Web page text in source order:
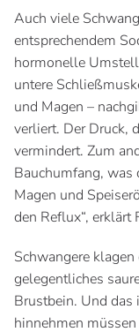
Auch viele
entsprechendem
hormonelle
untere
und Magen –
verliert. Der Druck,
vermindert. Zum
Bauchumfang, was
Magen und
den Reflux“, erklärt
Schwangere
gelegentliches
Brustbein. Und das
hinnehmen